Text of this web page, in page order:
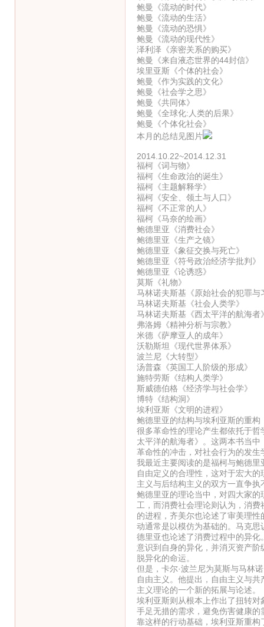
鲍曼《流动的时代》
鲍曼《流动的生活》
鲍曼《流动的恐惧》
鲍曼《流动的现代性》
泽利泽《亲密关系的购买》
鲍曼《来自液态世界的44封信》
埃里亚斯《个体的社会》
鲍曼《作为实践的文化》
鲍曼《社会学之思》
鲍曼《共同体》
鲍曼《全球化:人类的后果》
鲍曼《个体化社会》
本月的总结见图片
2014.10.22~2014.12.31
福柯《词与物》
福柯《生命政治的诞生》
福柯《主题解释学》
福柯《安全、领土与人口》
福柯《不正常的人》
福柯《马奈的绘画》
鲍德里亚《消费社会》
鲍德里亚《生产之镜》
鲍德里亚《象征交换与死亡》
鲍德里亚《符号政治经济学批判》
鲍德里亚《论诱惑》
莫斯《礼物》
马林诺夫斯基《原始社会的犯罪与
马林诺夫斯基《社会人类学》
马林诺夫斯基《西太平洋的航海者
弗洛姆《精神分析与宗教》
米德《萨摩亚人的成年》
沃勒斯坦《现代世界体系》
波兰尼《大转型》
汤普森《英国工人阶级的形成》
施特劳斯《结构人类学》
斯威德伯格《经济学与社会学》
博特《结构洞》
埃利亚斯《文明的进程》
鲍德里亚的结构与埃利亚斯的重构
很多革命性的理论产生都依托于
太平洋的航海者》。这两本书当
革命性的冲击，对社会行为的发
我最近主要阅读的是福柯与鲍德
自由定义的合理性，这对于宏大
主义与后结构主义的双方一直争
鲍德里亚的理论当中，对四大家
工，而消费社会理论则认为，消
的进程，齐美尔也论述了审美理
动通常是以模仿为基础的。马克
德里亚也论述了消费过程中的异
意识到自身的异化，并消灭资产
脱异化的命运。
但是，卡尔·波兰尼为莫斯与马林
自由主义。他提出，自由主义与
主义理论的一个新的拓展与论述。
埃利亚斯则从根本上作出了扭转
手足无措的需求，避免伤害健康
靠这样的行动基础，埃利亚斯重